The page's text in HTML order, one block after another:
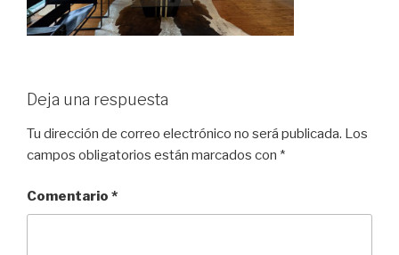
Deja una respuesta
Tu dirección de correo electrónico no será publicada. Los
campos obligatorios están marcados con *
Comentario *